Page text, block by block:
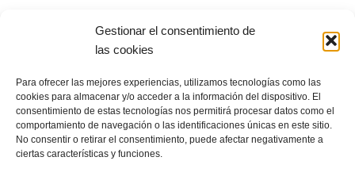
Gestionar el consentimiento de
las cookies
Para ofrecer las mejores experiencias, utilizamos tecnologías como las
cookies para almacenar y/o acceder a la información del dispositivo. El
consentimiento de estas tecnologías nos permitirá procesar datos como el
comportamiento de navegación o las identificaciones únicas en este sitio.
No consentir o retirar el consentimiento, puede afectar negativamente a
ciertas características y funciones.
POLÍTICA DE PRIVACIDAD
Política de privacidad